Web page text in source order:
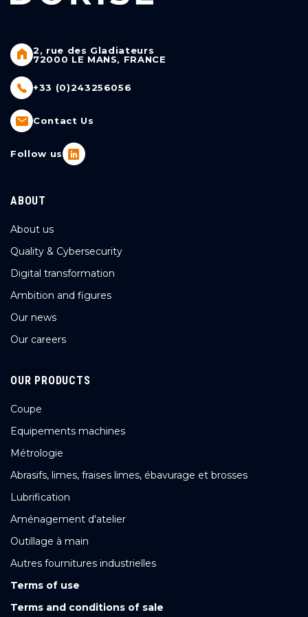
2, rue des Gladiateurs
72000 LE MANS, FRANCE
+33 (0)243256056
Contact Us
Follow us
ABOUT
About us
Quality & Cybersecurity
Digital transformation
Ambition and figures
Our news
Our careers
OUR PRODUCTS
Coupe
Equipements machines
Métrologie
Abrasifs, limes, fraises limes, ébavurage et brosses
Lubrification
Aménagement d'atelier
Outillage à main
Autres fournitures industrielles
Terms of use
Terms and conditions of sale